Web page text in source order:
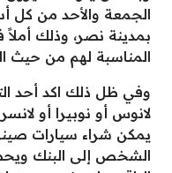
الجمعة والأحد من
بمدينة نصر، وذلك
المناسبة لهم من حيث
وفي ظل ذلك اكد أحد
لانوس أو نوبيرا أو
يمكن شراء سيارات
الشخص إلى البنك